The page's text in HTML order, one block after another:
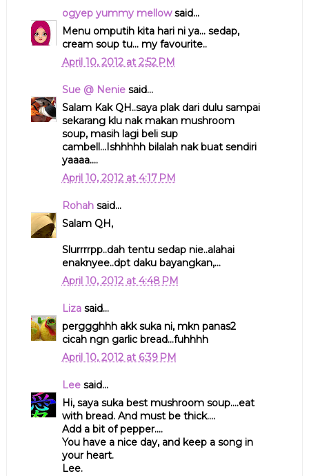
ogyep yummy mellowsaid...
Menu omputih kita hari ni ya... sedap,
cream soup tu... my favourite..
April 10, 2012 at 2:52 PM
Sue @ Neniesaid...
Salam Kak QH..saya plak dari dulu sampai
sekarang klu nak makan mushroom
soup, masih lagi beli sup
cambell...Ishhhhh bilalah nak buat sendiri
yaaaa....
April 10, 2012 at 4:17 PM
Rohahsaid...
Salam QH,
Slurrrrpp..dah tentu sedap nie..alahai
enaknyee..dpt daku bayangkan,...
April 10, 2012 at 4:48 PM
Lizasaid...
perggghhh akk suka ni, mkn panas2
cicah ngn garlic bread...fuhhhh
April 10, 2012 at 6:39 PM
Leesaid...
Hi, saya suka best mushroom soup....eat
with bread. And must be thick....
Add a bit of pepper....
You have a nice day, and keep a song in
your heart.
Lee.